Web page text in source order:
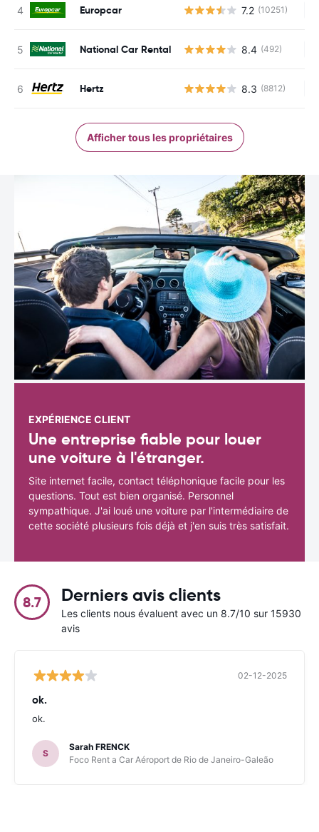
Europcar 7.2 (10251)
National Car Rental 8.4 (492)
Hertz 8.3 (8812)
Afficher tous les propriétaires
EXPÉRIENCE CLIENT
Une entreprise fiable pour louer
une voiture à l'étranger.
Site internet facile, contact téléphonique facile pour les
questions. Tout est bien organisé. Personnel
sympathique. J'ai loué une voiture par l'intermédiaire de
cette société plusieurs fois déjà et j'en suis très satisfait.
8.7 Derniers avis clients
Les clients nous évaluent avec un 8.7/10 sur 15930
avis
02-12-2025
ok.
ok.
S
Sarah FRENCK
Foco Rent a Car Aéroport de Rio de Janeiro-Galeão